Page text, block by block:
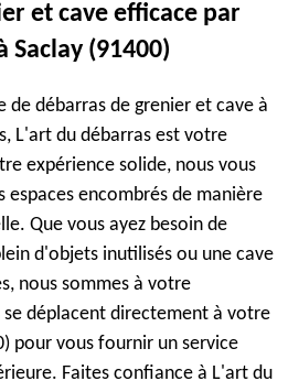
et cave efficace par
Saclay (91400)
de débarras de grenier et cave à
L'art du débarras est votre
expérience solide, nous vous
espaces encombrés de manière
Que vous ayez besoin de
d'objets inutilisés ou une cave
nous sommes à votre
déplacent directement à votre
pour vous fournir un service
Faites confiance à L'art du